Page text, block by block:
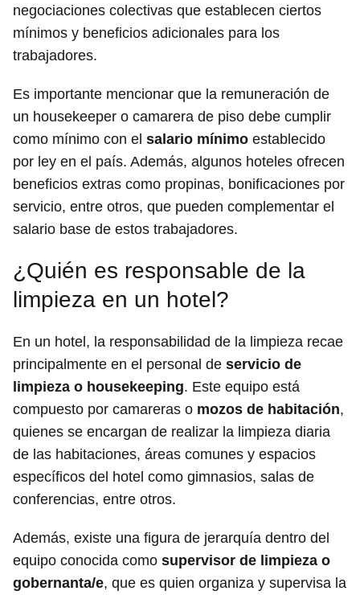
negociaciones colectivas que establecen ciertos
mínimos y beneficios adicionales para los
trabajadores.
Es importante mencionar que la remuneración de
un housekeeper o camarera de piso debe cumplir
como mínimo con el salario mínimo establecido
por ley en el país. Además, algunos hoteles ofrecen
beneficios extras como propinas, bonificaciones por
servicio, entre otros, que pueden complementar el
salario base de estos trabajadores.
¿Quién es responsable de la
limpieza en un hotel?
En un hotel, la responsabilidad de la limpieza recae
principalmente en el personal de servicio de
limpieza o housekeeping. Este equipo está
compuesto por camareras o mozos de habitación,
quienes se encargan de realizar la limpieza diaria
de las habitaciones, áreas comunes y espacios
específicos del hotel como gimnasios, salas de
conferencias, entre otros.
Además, existe una figura de jerarquía dentro del
equipo conocida como supervisor de limpieza o
gobernanta/e, que es quien organiza y supervisa la